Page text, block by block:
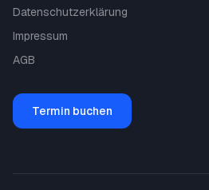
Datenschutzerklärung
Impressum
AGB
Termin buchen